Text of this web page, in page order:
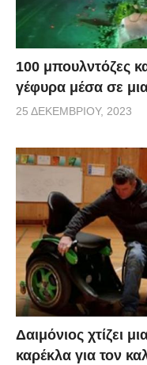
100 μπουλντόζες
γέφυρα μέσα σε
25 ΔΕΚΕΜΒΡΊΟΥ, 2023
Δαιμόνιος χτίζει
καρέκλα για τον